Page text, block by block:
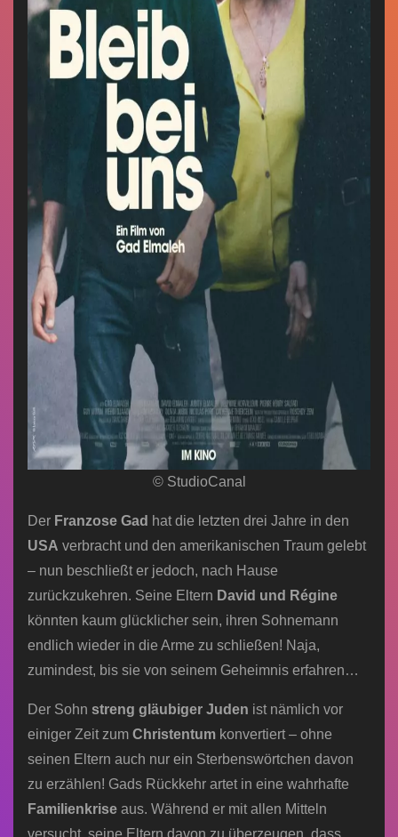
© StudioCanal
Der Franzose Gad hat die letzten drei Jahre in den
USA verbracht und den amerikanischen Traum gelebt
– nun beschließt er jedoch, nach Hause
zurückzukehren. Seine Eltern David und Régine
könnten kaum glücklicher sein, ihren Sohnemann
endlich wieder in die Arme zu schließen! Naja,
zumindest, bis sie von seinem Geheimnis erfahren…
Der Sohn streng gläubiger Juden ist nämlich vor
einiger Zeit zum Christentum konvertiert – ohne
seinen Eltern auch nur ein Sterbenswörtchen davon
zu erzählen! Gads Rückkehr artet in eine wahrhafte
Familienkrise aus. Während er mit allen Mitteln